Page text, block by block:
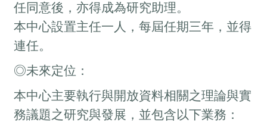
任同意後，亦得成為研究助理。
本中心設置主任一人，每屆任期三年，並得
連任。
◎未來定位：
本中心主要執行與開放資料相關之理論與實
務議題之研究與發展，並包含以下業務：